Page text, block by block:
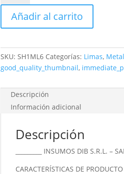
De
Metal
Duro
Sh-
1m
Ø
Serie
Larga
cantidad
Añadir al carrito
SKU:SH1ML6 Categorías: Limas,
good_quality_thumbnail,
Descripción
Información adicional
Descripción
_________ INSUMOS DIB S.R.L. –
CARACTERÍSTICAS DE PRODUCTO